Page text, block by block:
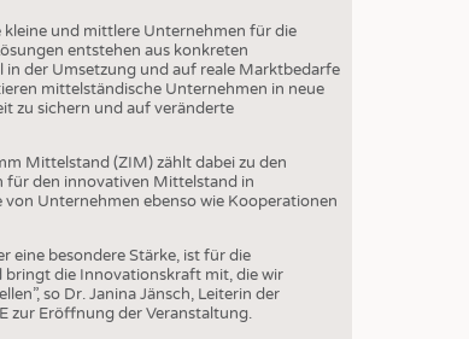
und mittlere Unternehmen für die
entstehen aus konkreten
in der Umsetzung und auf reale Marktbedarfe
mittelständische Unternehmen in neue
zu sichern und auf veränderte
Mittelstand (ZIM) zählt dabei zu den
den innovativen Mittelstand in
Unternehmen ebenso wie Kooperationen
eine besondere Stärke, ist für die
bringt die Innovationskraft mit, die wir
so Dr. Janina Jänsch, Leiterin der
zur Eröffnung der Veranstaltung.